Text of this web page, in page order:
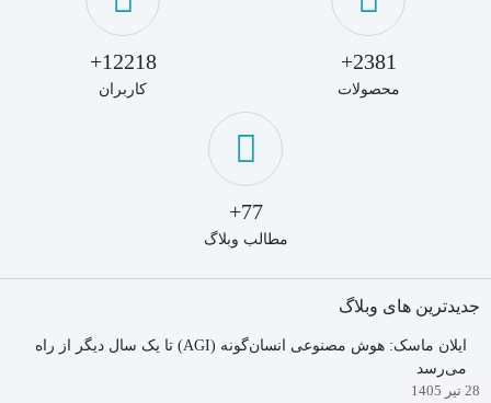
2381+
محصولات
12218+
کاربران
77+
مطالب وبلاگ
جدیدترین های وبلاگ
ایلان ماسک: هوش مصنوعی انسان‌گونه (AGI) تا یک سال دیگر از راه
می‌رسد
28 تیر 1405